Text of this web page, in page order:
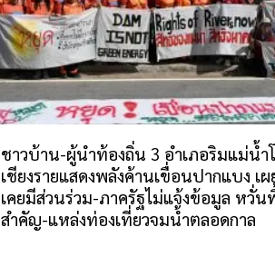
ชาวบ้าน-ผู้นำท้องถิ่น 3 อำเภอริมแม่น้ำ
เชียงรายแสดงพลังค้านเขื่อนปากแบง เผ
เคยมีส่วนร่วม-ภาครัฐไม่แจ้งข้อมูล หวั่
สำคัญ-แหล่งท่องเที่ยวจมน้ำตลอดกาล